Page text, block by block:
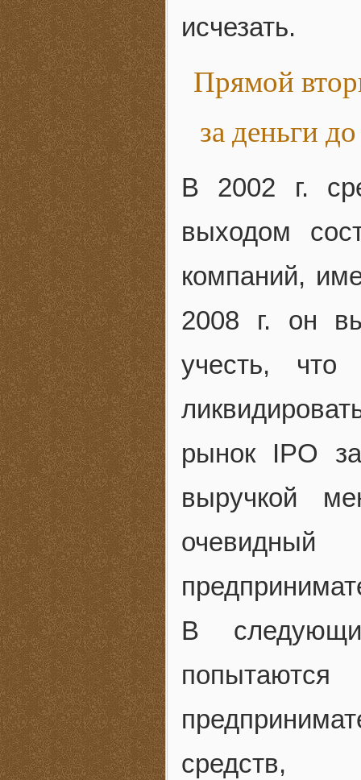
исчезать.
Прямой
за деньги
В 2002 г.
выходом
компаний,
2008 г. он
учесть, что
рынок IPO
выручкой
В
средств,